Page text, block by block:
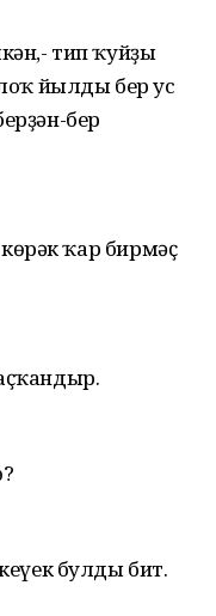
тип ҡуйҙы
йылды бер ус
бер
ҡар бирмәҫ
булды бит.